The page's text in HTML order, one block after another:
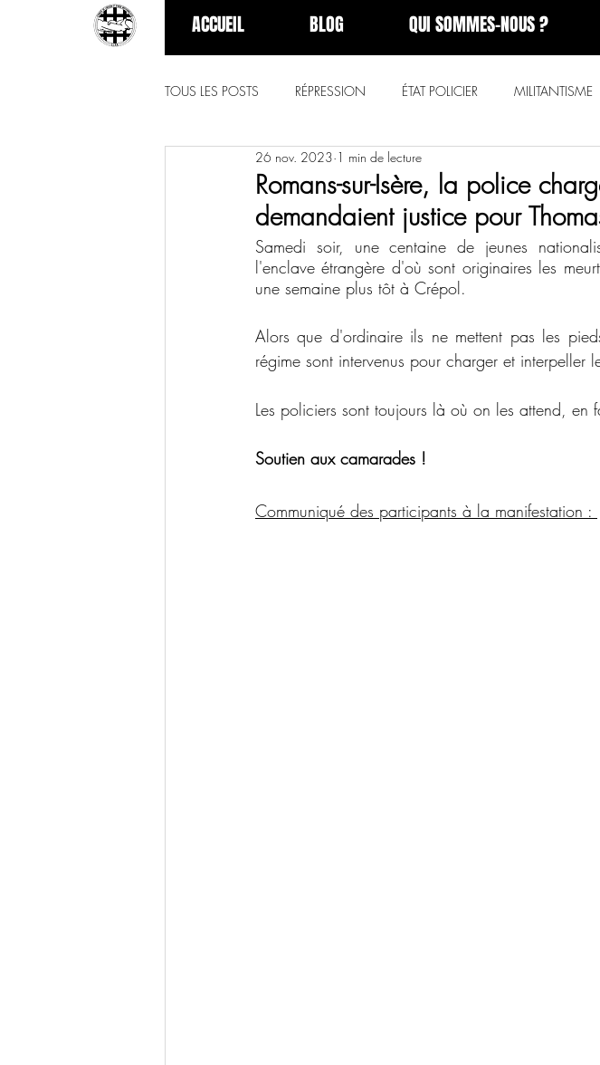
ACCUEIL BLOG QUI SOMMES-NOUS ?
TOUS LES POSTS RÉPRESSION ÉTAT POLICIER MILITANTISME
Romans-sur-Isère, la police
demandaient justice pour
26 nov. 2023 1 min de lecture
Samedi soir, une centaine de jeunes
l'enclave étrangère d'où sont originaires les
une semaine plus tôt à Crépol.
Alors que d'ordinaire ils ne mettent pas les
régime sont intervenus pour charger et interpeller
Les policiers sont toujours là où on les attend, en
Soutien aux camarades !
Communiqué des participants à la manifestation :